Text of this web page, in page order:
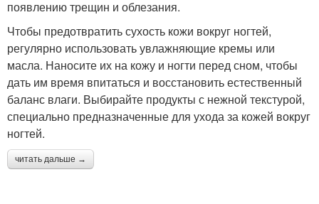
появлению трещин и облезания.
Чтобы предотвратить сухость кожи вокруг ногтей,
регулярно использовать увлажняющие кремы или
масла. Наносите их на кожу и ногти перед сном, чтобы
дать им время впитаться и восстановить естественный
баланс влаги. Выбирайте продукты с нежной текстурой,
специально предназначенные для ухода за кожей вокруг
ногтей.
читать дальше →